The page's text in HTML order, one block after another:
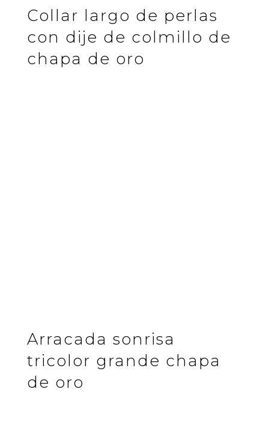
Collar largo de perlas
con dije de colmillo de
chapa de oro
Arracada sonrisa
tricolor grande chapa
de oro